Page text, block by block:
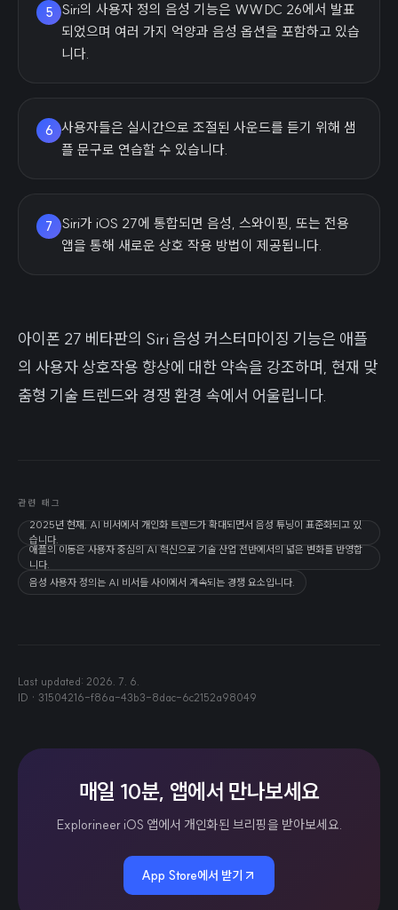
5
Siri의 사용자 정의 음성 기능은 WWDC 26에서 발표
되었으며 여러 가지 억양과 음성 옵션을 포함하고 있습
니다.
6 사용자들은 실시간으로 조절된 사운드를 듣기 위해 샘
플 문구로 연습할 수 있습니다.
7
Siri가 iOS 27에 통합되면 음성, 스와이핑, 또는 전용
앱을 통해 새로운 상호 작용 방법이 제공됩니다.
아이폰 27 베타판의 Siri 음성 커스터마이징 기능은 애플
의 사용자 상호작용 향상에 대한 약속을 강조하며, 현재 맞
춤형 기술 트렌드와 경쟁 환경 속에서 어울립니다.
관련 태그
2025년 현재, AI 비서에서 개인화 트렌드가 확대되면서 음성 튜닝이 표준화되고 있
습니다.
애플의 이동은 사용자 중심의 AI 혁신으로 기술 산업 전반에서의 넓은 변화를 반영합
니다.
음성 사용자 정의는 AI 비서들 사이에서 계속되는 경쟁 요소입니다.
Last updated: 2026. 7. 6.
ID · 31504216-f86a-43b3-8dac-6c2152a98049
매일 10분, 앱에서 만나보세요
Explorineer iOS 앱에서 개인화된 브리핑을 받아보세요.
App Store에서 받기